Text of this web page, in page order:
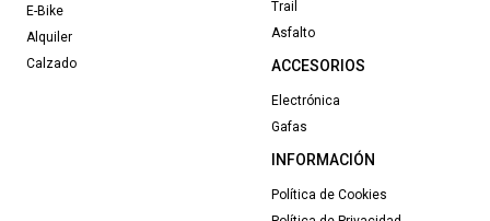
E-Bike
Alquiler
Calzado
Trail
Asfalto
ACCESORIOS
Electrónica
Gafas
INFORMACIÓN
Política de Cookies